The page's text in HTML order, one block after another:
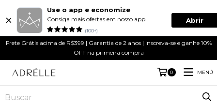
Use o app e economize
Consiga mais ofertas em nosso app
(100+)
Abrir
Frete Grátis acima de R$399 | Garantia de 2 anos | Inscreva-se e ganhe 10%
OFF na primeira compra
0 MENÚ